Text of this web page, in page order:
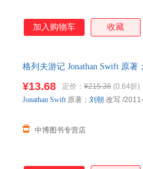
加入购物车 收藏
格列夫游记 Jonathan Swift 原著
¥13.68 定价： ¥215.36 (0.64折)
中博图书专营店
Jonathan Swift原著； 刘朝 改写 /